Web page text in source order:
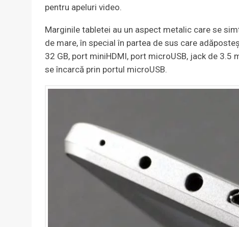
pentru apeluri video.
Marginile tabletei au un aspect metalic care se
de mare, în special în partea de sus care
32 GB, port miniHDMI, port microUSB, jack de
se încarcă prin portul microUSB.